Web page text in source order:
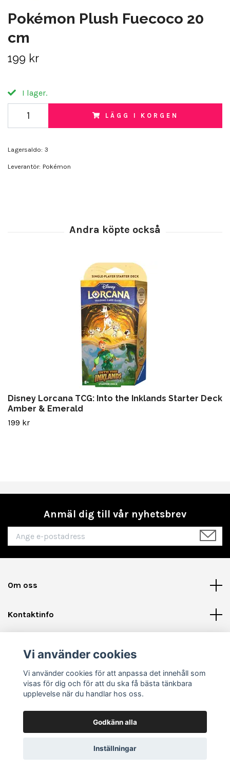
Pokémon Plush Fuecoco 20
cm
199 kr
I lager.
LÄGG I KORGEN
Lagersaldo: 3
Leverantör: Pokémon
Disney Lorcana TCG: Into the Inklands Starter Deck
Amber & Emerald
199 kr
Anmäl dig till vår nyhetsbrev
Om oss
Kontaktinfo
Sociala medier
© 2026 Shinycards.se - Pokémon, Samlarkort & Tillbehör
Vi använder cookies
Vi använder cookies för att anpassa det innehåll som
visas för dig och för att du ska få bästa tänkbara
upplevelse när du handlar hos oss.
Godkänn alla
Inställningar